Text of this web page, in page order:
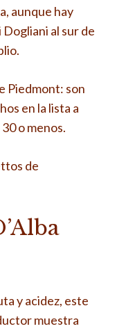
aunque hay
al sur de
Piedmont: son
en la lista a
o menos.
de
y acidez, este
muestra